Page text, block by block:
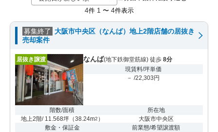
4件 1 〜 4件表示
募集終了
大阪市中央区（なんば）地上2階店舗の居抜き
売却案件
居抜き譲渡 なんば(地下鉄御堂筋線) 徒歩 8分
現賃料/坪単価
－ /22,303円
階数/面積
地上2階/ 11.568坪（38.24m2 ）
所在地
大阪市中央区
敷金・保証金
前業態/希望譲渡額